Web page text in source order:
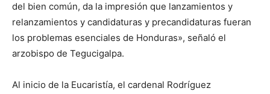
del bien común, da la impresión que lanzamientos y
relanzamientos y candidaturas y precandidaturas fueran
los problemas esenciales de Honduras», señaló el
arzobispo de Tegucigalpa.
Al inicio de la Eucaristía, el cardenal Rodríguez